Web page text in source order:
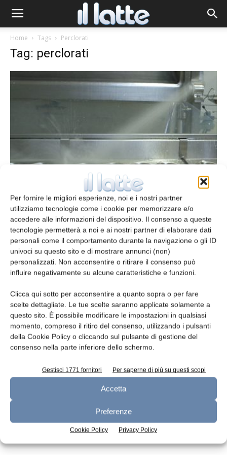
Per fornire le migliori esperienze, noi e i nostri partner
utilizziamo tecnologie come i cookie per memorizzare e/o
accedere alle informazioni del dispositivo. Il consenso a queste
tecnologie permetterà a noi e ai nostri partner di elaborare dati
personali come il comportamento durante la navigazione o gli ID
univoci su questo sito e di mostrare annunci (non)
personalizzati. Non acconsentire o ritirare il consenso può
influire negativamente su alcune caratteristiche e funzioni.
Clicca qui sotto per acconsentire a quanto sopra o per fare
scelte dettagliate. Le tue scelte saranno applicate solamente a
questo sito. È possibile modificare le impostazioni in qualsiasi
momento, compreso il ritiro del consenso, utilizzando i pulsanti
della Cookie Policy o cliccando sul pulsante di gestione del
consenso nella parte inferiore dello schermo.
Gestisci 1771 fornitori Per saperne di più su questi scopi
Accetta
Preferenze
Cookie Policy Privacy Policy
Home Tags Perclorati
Tag: perclorati
(per)Clorati: quali rischi?
Ivano De Noni 1 Febbraio 2024
Leggi la rivista
n.6 - Giugno 2026 n.5 - Maggio 2026
Edicola Web